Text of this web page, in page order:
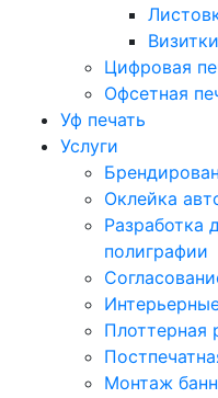
Визитки
Цифровая
Офсетная
Уф печать
Услуги
Оклейка
Разработка
полиграфии
Плоттерная
Монтаж